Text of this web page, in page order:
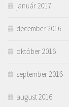
január 2017
december 2016
október 2016
september 2016
august 2016